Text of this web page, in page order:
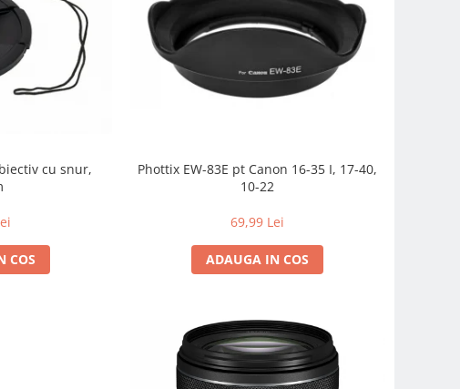
cu snur,
COS
Phottix EW-83E pt Canon 16-35 I, 17-40,
10-22
69,99 Lei
ADAUGA IN COS